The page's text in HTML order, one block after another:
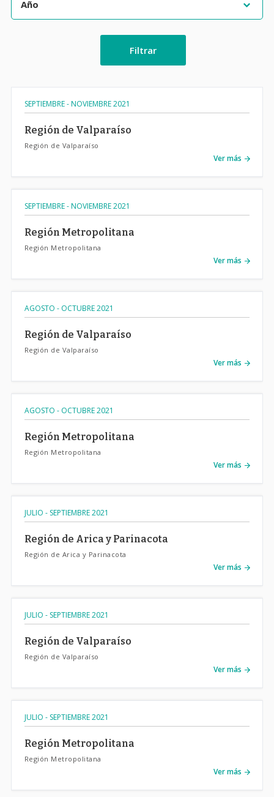
Filtrar
SEPTIEMBRE - NOVIEMBRE 2021
Región de Valparaíso
Región de Valparaíso
Ver más
SEPTIEMBRE - NOVIEMBRE 2021
Región Metropolitana
Región Metropolitana
Ver más
AGOSTO - OCTUBRE 2021
Región de Valparaíso
Región de Valparaíso
Ver más
AGOSTO - OCTUBRE 2021
Región Metropolitana
Región Metropolitana
Ver más
JULIO - SEPTIEMBRE 2021
Región de Arica y Parinacota
Región de Arica y Parinacota
Ver más
JULIO - SEPTIEMBRE 2021
Región de Valparaíso
Región de Valparaíso
Ver más
JULIO - SEPTIEMBRE 2021
Región Metropolitana
Región Metropolitana
Ver más